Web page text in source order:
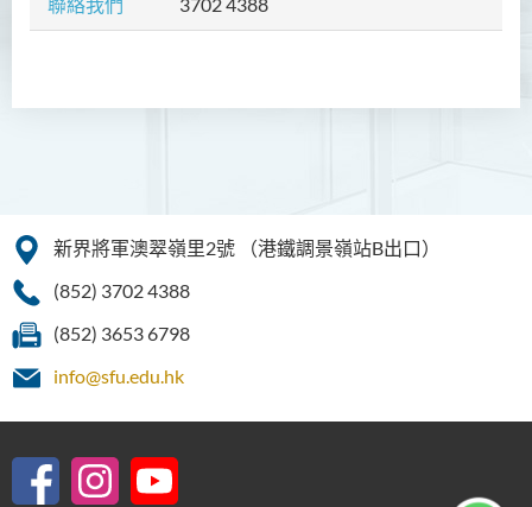
課程特色
課程結構
學費
護理學（榮譽）學士 (應用學
新界將軍澳翠嶺里2號
（港鐵調景嶺站B出口）
(852) 3702 4388
(852) 3653 6798
info@sfu.edu.hk